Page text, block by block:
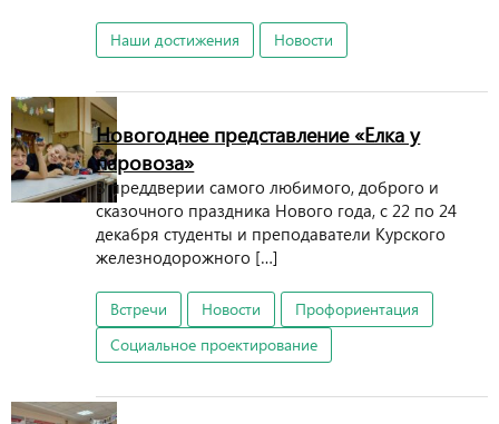
Наши достижения Новости
Новогоднее представление «Елка у
паровоза»
В преддверии самого любимого, доброго и
сказочного праздника Нового года, с 22 по 24
декабря студенты и преподаватели Курского
железнодорожного […]
Встречи Новости
Профориентация
Социальное проектирование